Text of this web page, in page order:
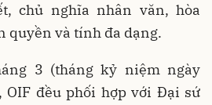
chủ nghĩa nhân văn, hòa
quyền và tính đa dạng.
3 (tháng kỷ niệm ngày
OIF đều phối hợp với Đại sứ